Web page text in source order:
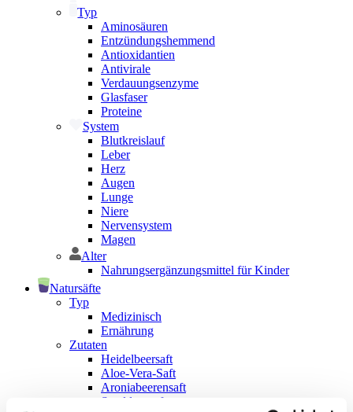
Typ
Aminosäuren
Entzündungshemmend
Antioxidantien
Antivirale
Verdauungsenzyme
Glasfaser
Proteine
System
Blutkreislauf
Leber
Herz
Augen
Lunge
Niere
Nervensystem
Magen
Alter
Nahrungsergänzungsmittel für Kinder
Natursäfte
Typ
Medizinisch
Ernährung
Zutaten
Heidelbeersaft
Aloe-Vera-Saft
Aroniabeerensaft
Sanddornsaft